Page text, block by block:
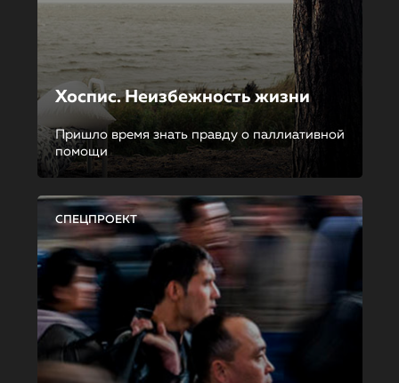
Хоспис. Неизбежность жизни
Пришло время знать правду о паллиативной
помощи
СПЕЦПРОЕКТ